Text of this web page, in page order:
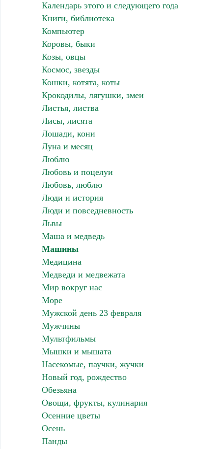
Календарь этого и следующего года
Книги, библиотека
Компьютер
Коровы, быки
Козы, овцы
Космос, звезды
Кошки, котята, коты
Крокодилы, лягушки, змеи
Листья, листва
Лисы, лисята
Лошади, кони
Луна и месяц
Люблю
Любовь и поцелуи
Любовь, люблю
Люди и история
Люди и повседневность
Львы
Маша и медведь
Машины
Медицина
Медведи и медвежата
Мир вокруг нас
Море
Мужской день 23 февраля
Мужчины
Мультфильмы
Мышки и мышата
Насекомые, паучки, жучки
Новый год, рождество
Обезьяна
Овощи, фрукты, кулинария
Осенние цветы
Осень
Панды